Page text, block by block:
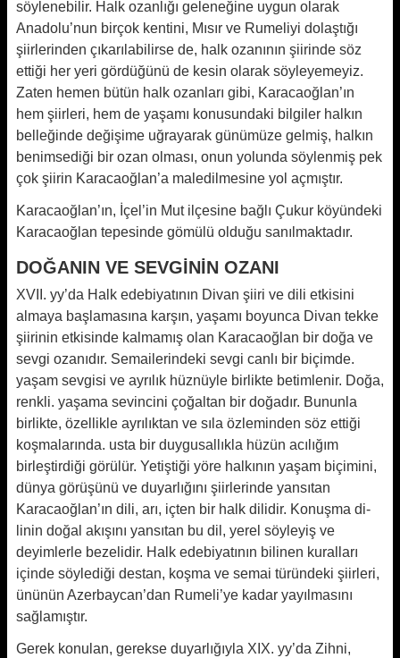
söylenebilir. Halk ozanlığı geleneğine uygun olarak
Anadolu’nun birçok kentini, Mısır ve Rumeliyi dolaştığı
şiirlerinden çıkarılabilirse de, halk ozanının şiirinde söz
ettiği her yeri gördüğünü de kesin olarak söyleyemeyiz.
Zaten hemen bü­tün halk ozanları gibi, Karacaoğlan’ın
hem şiirleri, hem de yaşamı konu­sundaki bilgiler halkın
belleğinde de­ğişime uğrayarak günümüze gelmiş, halkın
benimsediği bir ozan olması, onun yolunda söylenmiş pek
çok şiirin Karacaoğlan’a maledilmesine yol aç­mıştır.
Karacaoğlan’ın, İçel’in Mut ilçesine bağlı Çukur köyündeki
Karacaoğlan tepesinde gömülü olduğu sanılmakta­dır.
DOĞANIN VE SEVGİNİN OZANI
XVII. yy’da Halk edebiyatının Divan şiiri ve dili etkisini
almaya başlamasına karşın, yaşamı boyunca Divan tekke
şiirinin etkisinde kalmamış olan Karacaoğlan bir doğa ve
sevgi ozanıdır. Semailerindeki sevgi canlı bir biçimde.
yaşam sevgisi ve ayrılık hüznüyle birlikte betimlenir. Doğa,
renk­li. yaşama sevincini çoğaltan bir do­ğadır. Bununla
birlikte, özellikle ayrı­lıktan ve sıla özleminden söz ettiği
koş­malarında. usta bir duygusallıkla hü­zün acılığım
birleştirdiği görülür. Ye­tiştiği yöre halkının yaşam biçimini,
dünya görüşünü ve duyarlığını şiirle­rinde yansıtan
Karacaoğlan’ın dili, arı, içten bir halk dilidir. Konuşma di­
linin doğal akışını yansıtan bu dil, ye­rel söyleyiş ve
deyimlerle bezelidir. Halk edebiyatının bilinen kuralları
içinde söylediği destan, koşma ve se­mai türündeki şiirleri,
ününün Azerbaycan’dan Rumeli’ye kadar yayılmasını
sağlamıştır.
Gerek konulan, gerekse duyarlığıyla XIX. yy’da Zihni,